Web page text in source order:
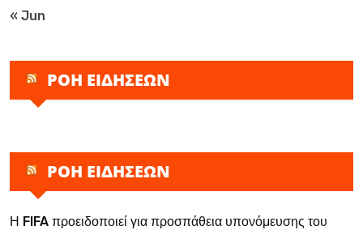
« Jun
ΡΟΗ ΕΙΔΗΣΕΩΝ
ΡΟΗ ΕΙΔΗΣΕΩΝ
Η FIFA προειδοποιεί για προσπάθεια υπονόμευσης του